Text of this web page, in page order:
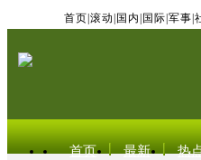
首页 滚动 国内 国际 军事
首页 最新 热